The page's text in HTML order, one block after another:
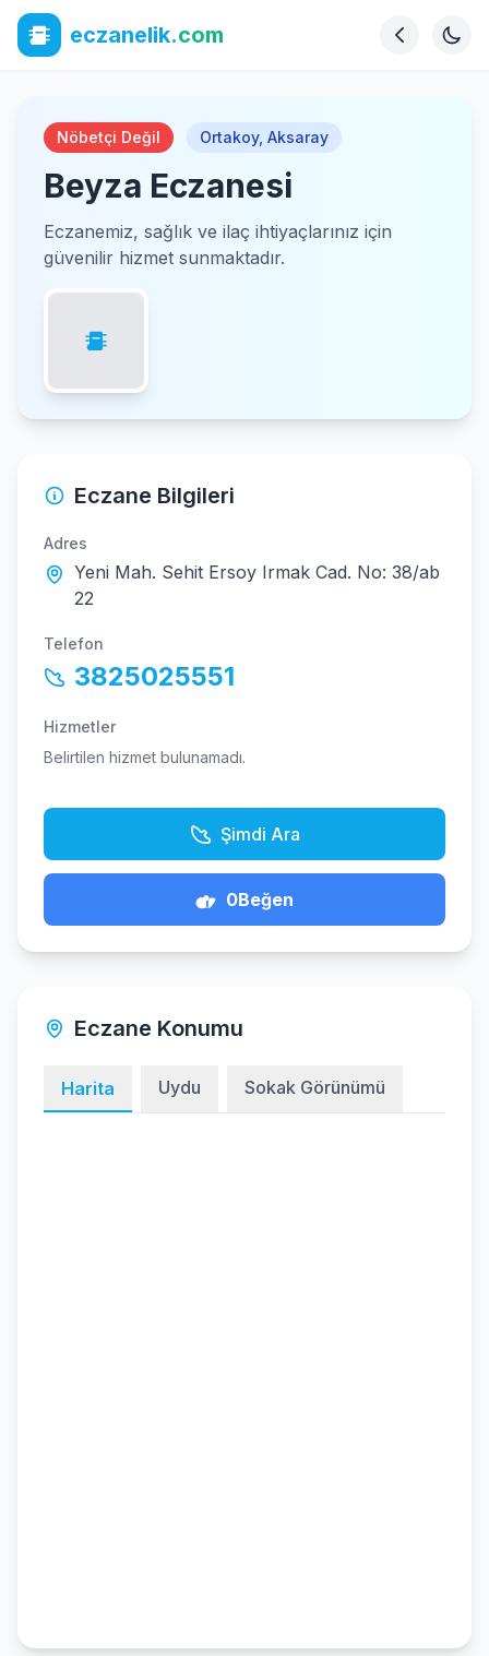
eczanelik.com
Nöbetçi Değil Ortakoy, Aksaray
Beyza Eczanesi
Eczanemiz, sağlık ve ilaç ihtiyaçlarınız için
güvenilir hizmet sunmaktadır.
Eczane Bilgileri
Adres
Yeni Mah. Sehit Ersoy Irmak Cad. No: 38/ab
22
Telefon
3825025551
Hizmetler
Belirtilen hizmet bulunamadı.
Şimdi Ara
0Beğen
Eczane Konumu
Harita Uydu Sokak Görünümü